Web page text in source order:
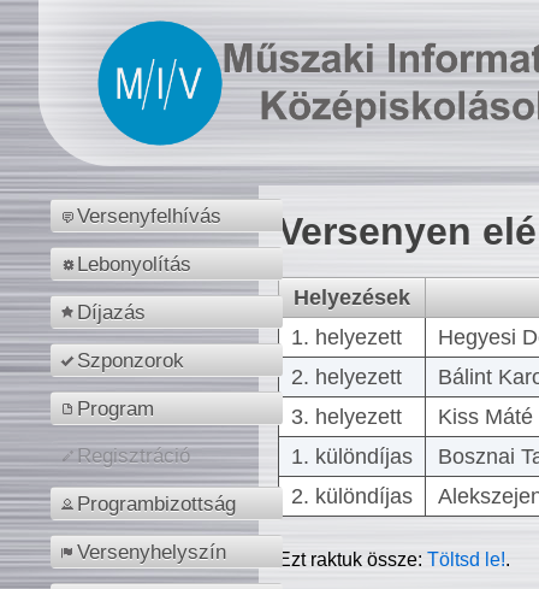
Versenyfelhívás
Lebonyolítás
Díjazás
Szponzorok
Program
Regisztráció
Programbizottság
Versenyhelyszín
Versenyen
Helyezések
1. helyezett
Hegyesi
2. helyezett
Bálint
3. helyezett
Kiss
1. különdíjas
Bosznai
2. különdíjas
Ezt raktuk össze:Töltsd le!.